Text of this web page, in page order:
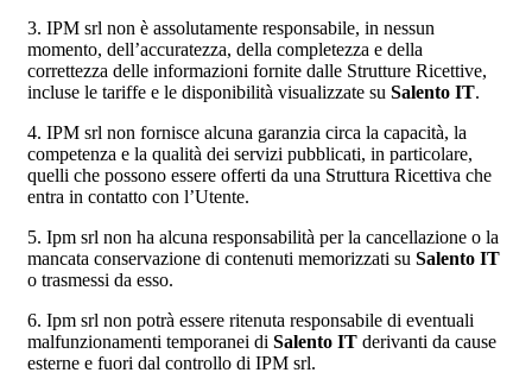
3. IPM srl non è assolutamente responsabile, in nessun
momento, dell’accuratezza, della completezza e della
correttezza delle informazioni fornite dalle Strutture Ricettive,
incluse le tariffe e le disponibilità visualizzate su Salento IT.
4. IPM srl non fornisce alcuna garanzia circa la capacità, la
competenza e la qualità dei servizi pubblicati, in particolare,
quelli che possono essere offerti da una Struttura Ricettiva che
entra in contatto con l’Utente.
5. Ipm srl non ha alcuna responsabilità per la cancellazione o la
mancata conservazione di contenuti memorizzati su Salento IT
o trasmessi da esso.
6. Ipm srl non potrà essere ritenuta responsabile di eventuali
malfunzionamenti temporanei di Salento IT derivanti da cause
esterne e fuori dal controllo di IPM srl.